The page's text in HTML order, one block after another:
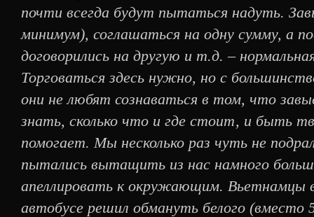
почти всегда будут пытаться надуть.
минимум), соглашаться на одну сумму, а
договорились на другую и т.д. –
Торговаться здесь нужно, но с
они не любят сознаваться в том, что
знать, сколько что и где стоит, и быть
помогает. Мы несколько раз чуть не
пытались вытащить из нас намного
апеллировать к окружающим. Вьетнамцы
автобусе решил обмануть белого (вместо